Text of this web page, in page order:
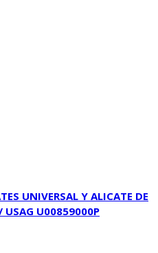
UNIVERSAL Y ALICATE DE
USAG U00859000P